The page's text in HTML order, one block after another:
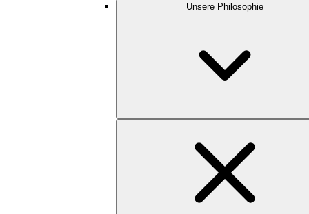
Unsere Philosophie